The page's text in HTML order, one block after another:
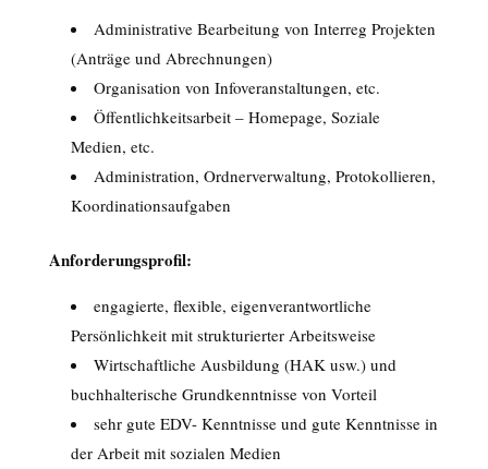
Administrative Bearbeitung von Interreg Projekten
(Anträge und Abrechnungen)
Organisation von Infoveranstaltungen, etc.
Öffentlichkeitsarbeit – Homepage, Soziale
Medien, etc.
Administration, Ordnerverwaltung, Protokollieren,
Koordinationsaufgaben
Anforderungsprofil:
engagierte, flexible, eigenverantwortliche
Persönlichkeit mit strukturierter Arbeitsweise
Wirtschaftliche Ausbildung (HAK usw.) und
buchhalterische Grundkenntnisse von Vorteil
sehr gute EDV- Kenntnisse und gute Kenntnisse in
der Arbeit mit sozialen Medien